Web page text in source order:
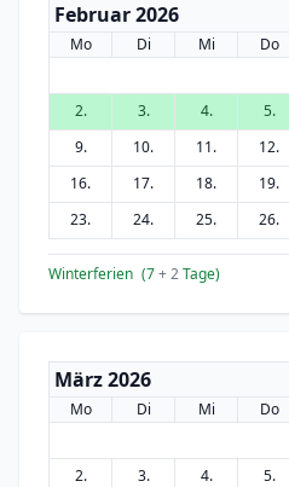
Februar 2026
Mo Di Mi Do
2.
3. 4. 5.
9.
10. 11. 12.
16.
17. 18. 19.
23.
24. 25. 26.
Winterferien (7+ 2Tage)
März 2026
Mo Di Mi Do
2.
3. 4. 5.